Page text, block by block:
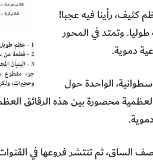
كثيف، رأينا فيه عجبا!
وتمتد في المحور
دموية.
الواحدة حول
محصورة بين هذه الرقائق
الساق، ثم تنتشر فروعها في